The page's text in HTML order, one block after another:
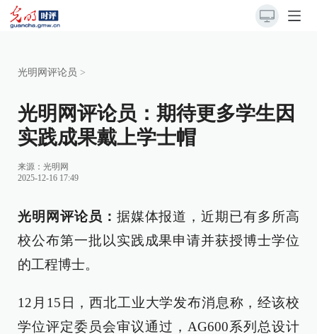
光明网评论员 >
光明网评论员：期待更多学生因
实践成果戴上学士帽
来源： 光明网
2025-12-16 17:49
光明网评论员： 据媒体报道，近期已有多所高
校公布第一批以实践成果申请并获授博士学位
的工程博士。
12月15日，西北工业大学发布消息称，经该校
学位评定委员会审议通过，AG600系列总设计